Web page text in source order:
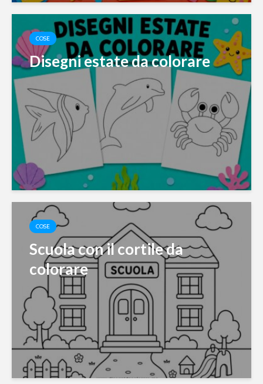
COSE
Disegni estate da colorare
COSE
Scuola con il cortile da
colorare